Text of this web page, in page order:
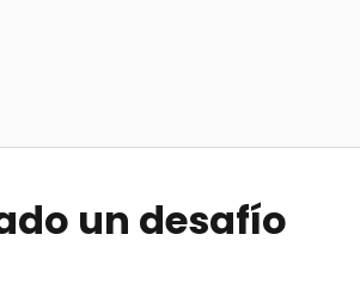
un desafío